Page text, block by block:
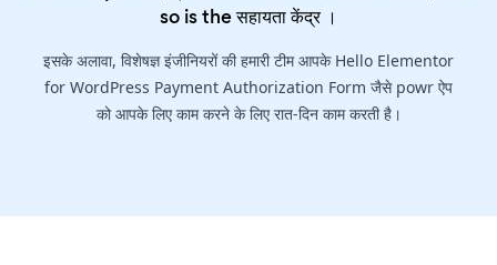
so is theसहायता केंद्र।
इसके अलावा, विशेषज्ञ इंजीनियरों की हमारी टीम आपके Hello Elementor
for WordPress Payment Authorization Form जैसे powr ऐप
को आपके लिए काम करने के लिए रात-दिन काम करती है।